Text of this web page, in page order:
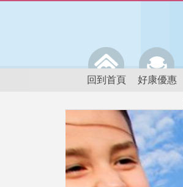
回到首頁 好康優惠